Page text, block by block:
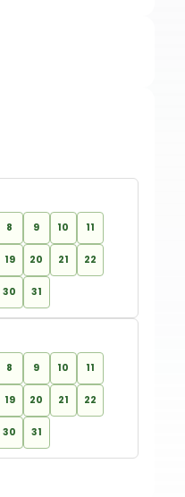
8 9 10 11
19 20 21 22
30 31
8 9 10 11
19 20 21 22
30 31